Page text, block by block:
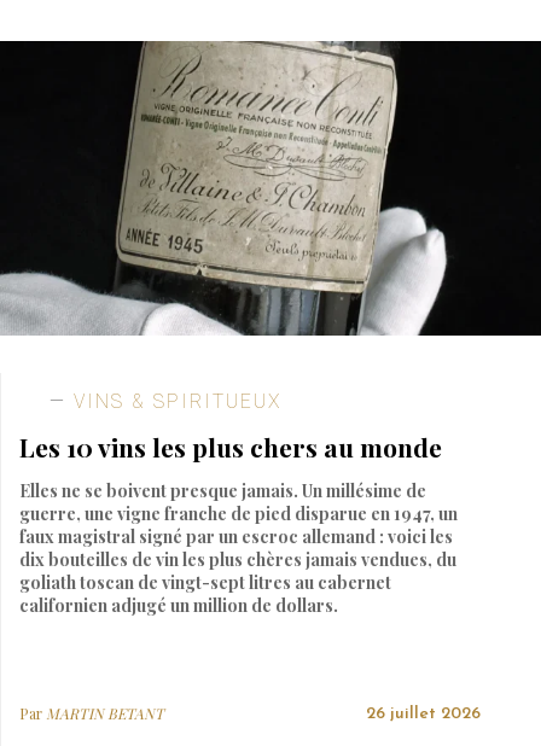
VINS & SPIRITUEUX
Les 10 vins les plus chers au monde
Elles ne se boivent presque jamais. Un millésime de
guerre, une vigne franche de pied disparue en 1947, un
faux magistral signé par un escroc allemand : voici les
dix bouteilles de vin les plus chères jamais vendues, du
goliath toscan de vingt-sept litres au cabernet
californien adjugé un million de dollars.
Par MARTIN BETANT 26 juillet 2026